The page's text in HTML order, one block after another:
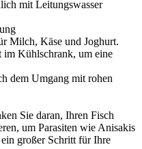
mit Leitungswasser
Milch, Käse und Joghurt.
im Kühlschrank, um eine
dem Umgang mit rohen
Sie daran, Ihren Fisch
um Parasiten wie Anisakis
großer Schritt für Ihre